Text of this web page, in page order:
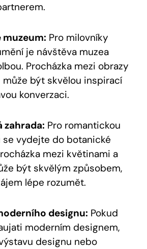
muzeum: Pro milovníky
je návštěva muzea
Procházka mezi obrazy
může být skvělou inspirací
konverzaci.
zahrada: Pro romantickou
se vydejte do botanické
mezi květinami a
být skvělým způsobem,
lépe rozumět.
designu: Pokud
moderním designem,
designu nebo